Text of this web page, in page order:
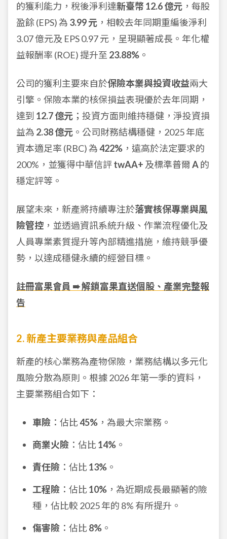
的獲利能力，稅後淨利達新臺幣 12.6 億元 ，每股
盈餘 (EPS) 為 3.99 元 ，相較去年同期重編後淨利
3.07 億元及 EPS 0.97 元，呈現顯著成長。年化權
益報酬率 (ROE) 提升至 23.88% 。
公司的獲利主要來自於保險本業與投資收益兩大
引擎。保險本業的核保損益表現優於去年同期，
達到 12.7 億元 ；投資方面則維持穩健，淨投資損
益為 2.38 億元 。公司財務結構穩健，2025 年底
資本適足率 (RBC) 為422% ，遠高於法定要求的
200%，並獲得中華信評twAA+ 及標準普爾A的
穩定評等。
展望未來，新產將持續專注於落實核保專業與風
險管控 ，並透過資訊系統升級、作業流程優化及
人員專業素質提升等內部精進措施，維持競爭優
勢，以達成穩健永續的經營目標。
註冊富果會員 ➠ 解鎖富果直送個股、產業完整報
告
2. 新產主要業務與產品組合
新產的核心業務為產物保險，業務結構以多元化
風險分散為原則。根據 2026 年第一季的資料，
主要業務組合如下：
車險 ：佔比45% ，為最大宗業務。
商業火險 ：佔比14% 。
責任險 ：佔比13% 。
工程險 ：佔比10% ，為近期成長最顯著的險
種，佔比較 2025 年的 8% 有所提升。
傷害險 ：佔比8% 。